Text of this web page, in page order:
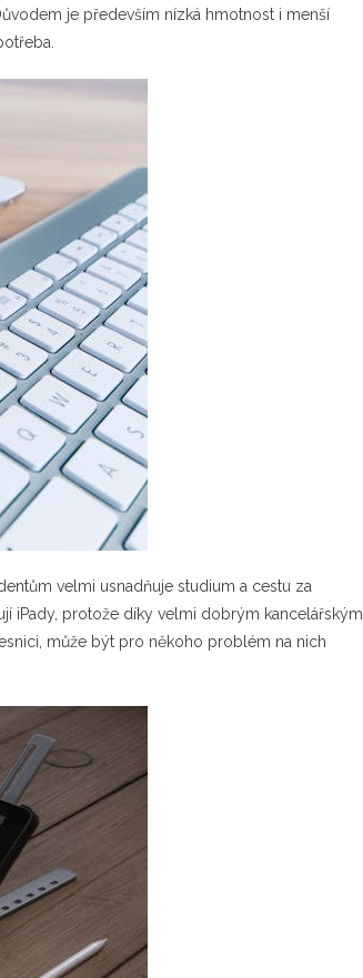
je především nízká hmotnost i menší
velmi usnadňuje studium a cestu za
iPady, protože díky velmi dobrým kancelářským
může být pro někoho problém na nich